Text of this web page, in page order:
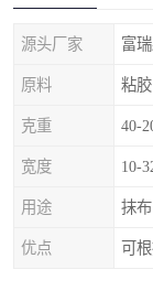
源头厂家 富
原料 粘
克重 40-
宽度 10-
用途 抹
优点 可